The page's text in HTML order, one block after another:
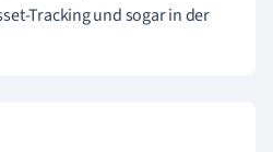
Tracking und sogar in der